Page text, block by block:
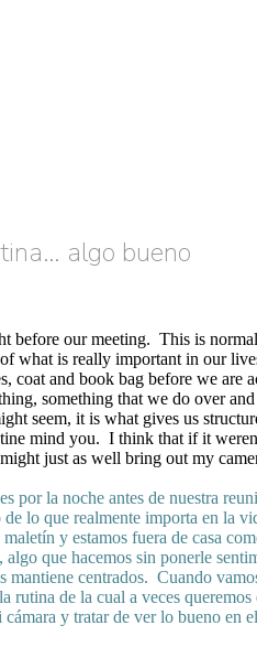
algo bueno
before our meeting. This is
what is really important in our
coat and book bag before we are
something that we do over
seem, it is what gives us
mind you. I think that if it
just as well bring out my
por la noche antes de nuestra
lo que realmente importa en la
y estamos fuera de casa
que hacemos sin ponerle
mantiene centrados. Cuando
de la cual a veces
y tratar de ver lo bueno en